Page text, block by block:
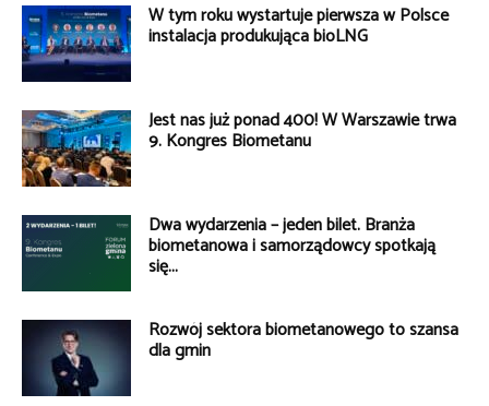
W tym roku wystartuje pierwsza w Polsce
instalacja produkująca bioLNG
Jest nas już ponad 400! W Warszawie trwa
9. Kongres Biometanu
Dwa wydarzenia – jeden bilet. Branża
biometanowa i samorządowcy spotkają
się...
Rozwój sektora biometanowego to szansa
dla gmin